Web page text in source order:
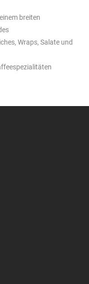
breiten
Wraps, Salate und